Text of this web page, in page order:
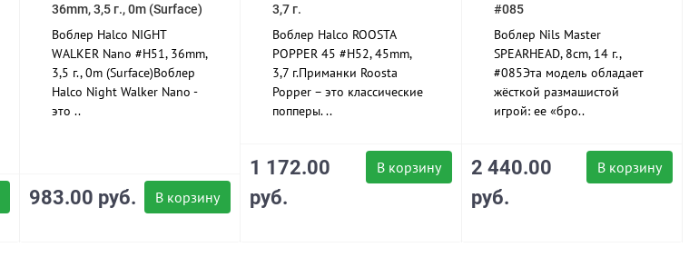
36mm, 3,5 г., 0m (Surface)
Воблер Halco NIGHT
WALKER Nano #H51, 36mm,
3,5 г., 0m (Surface)Воблер
Halco Night Walker Nano -
это ..
В корзину
983.00 руб.
3,7 г.
Воблер Halco ROOSTA
POPPER 45 #H52, 45mm,
3,7 г.Приманки Roosta
Popper – это классические
попперы. ..
В корзину
1 172.00
руб.
#085
Воблер Nils Master
SPEARHEAD, 8cm, 14 г.,
#085Эта модель обладает
жёсткой размашистой
игрой: ее «бро..
В корзину
2 440.00
руб.